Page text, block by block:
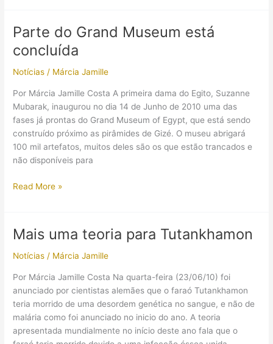
Religião
Parte do Grand Museum está
concluída
Notícias / Márcia Jamille
Por Márcia Jamille Costa A primeira dama do Egito, Suzanne
Mubarak, inaugurou no dia 14 de Junho de 2010 uma das
fases já prontas do Grand Museum of Egypt, que está sendo
construído próximo as pirâmides de Gizé. O museu abrigará
100 mil artefatos, muitos deles são os que estão trancados e
não disponíveis para
Parte
está
concluída
Read More »
Mais uma teoria para Tutankhamon
Notícias / Márcia Jamille
Por Márcia Jamille Costa Na quarta-feira (23/06/10) foi
anunciado por cientistas alemães que o faraó Tutankhamon
teria morrido de uma desordem genética no sangue, e não de
malária como foi anunciado no inicio do ano. A teoria
apresentada mundialmente no início deste ano fala que o